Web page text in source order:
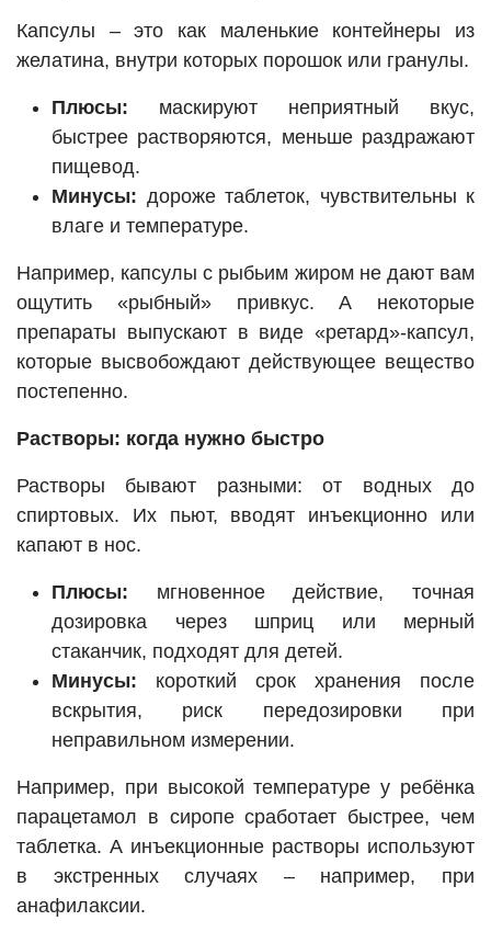
Капсулы – это как маленькие контейнеры из
желатина, внутри которых порошок или гранулы.
Плюсы: маскируют неприятный вкус,
быстрее растворяются, меньше раздражают
пищевод.
Минусы: дороже таблеток, чувствительны к
влаге и температуре.
Например, капсулы с рыбьим жиром не дают вам
ощутить «рыбный» привкус. А некоторые
препараты выпускают в виде «ретард»-капсул,
которые высвобождают действующее вещество
постепенно.
Растворы: когда нужно быстро
Растворы бывают разными: от водных до
спиртовых. Их пьют, вводят инъекционно или
капают в нос.
Плюсы: мгновенное действие, точная
дозировка через шприц или мерный
стаканчик, подходят для детей.
Минусы: короткий срок хранения после
вскрытия, риск передозировки при
неправильном измерении.
Например, при высокой температуре у ребёнка
парацетамол в сиропе сработает быстрее, чем
таблетка. А инъекционные растворы используют
в экстренных случаях – например, при
анафилаксии.